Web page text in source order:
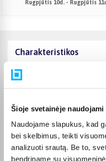
Šioje svetainėje naudojami
Naudojame slapukus, kad
bei skelbimus, teikti
analizuoti srautą. Be to,
bendriname su
Rugpjūtis 10d. - Rugpjūtis
Charakteristikos
Gamintojas
Garantinis laikotarpis
Energijos klasė